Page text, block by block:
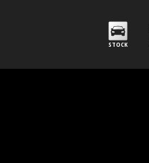
STOCK